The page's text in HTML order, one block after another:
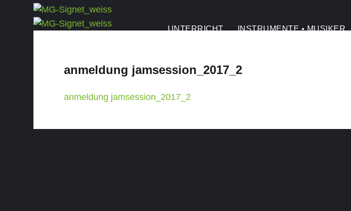
UNTERRICHT INSTRUMENTE • MUSIKER
anmeldung jamsession_2017_2
anmeldung jamsession_2017_2